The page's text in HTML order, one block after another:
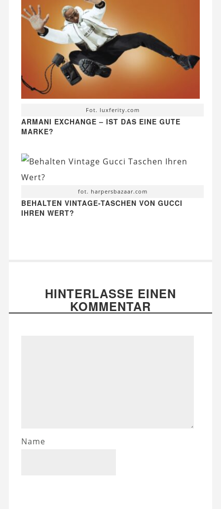
Fot. luxferity.com
ARMANI EXCHANGE – IST DAS EINE GUTE
MARKE?
fot. harpersbazaar.com
BEHALTEN VINTAGE-TASCHEN VON GUCCI
IHREN WERT?
HINTERLASSE EINEN
KOMMENTAR
Name